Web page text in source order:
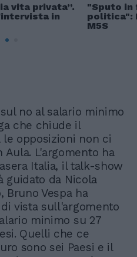
vita privata”.
in
"Sputo in
politica":
M5S
no al salario minimo
che chiude il
opposizioni non ci
L'argomento ha
Italia, il talk-show
guidato da Nicola
Bruno Vespa ha
vista sull'argomento
minimo su 27
Quelli che ce
sono sei Paesi e il